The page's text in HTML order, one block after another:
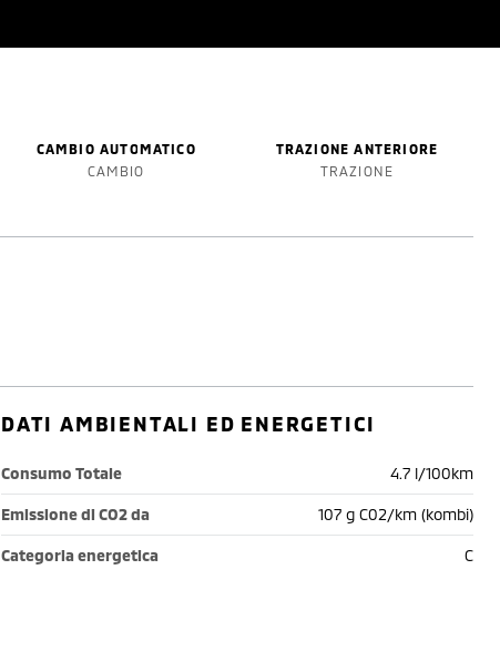
CAMBIO AUTOMATICO
CAMBIO
TRAZIONE ANTERIORE
TRAZIONE
DATI AMBIENTALI ED ENERGETICI
Consumo Totale 4.7 l/100km
Emissione di CO2 da 107 g C02/km (kombi)
Categoria energetica C